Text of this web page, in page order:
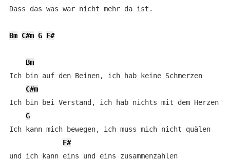
Dass das was war nicht mehr da ist.
Bm C#m G F#
Bm
Ich bin auf den Beinen, ich hab keine Schmerzen
C#m
Ich bin bei Verstand, ich hab nichts mit dem Herzen
G
Ich kann mich bewegen, ich muss mich nicht quälen
F#
und ich kann eins und eins zusammenzählen